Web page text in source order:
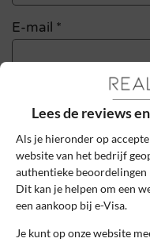
E-mail *
Review Titel *
Sterrenbeoordeling *
Lees de reviews
Als je hieronder op
website van het bedrijf
authentieke beoordelingen
Dit kan je helpen om een
een aankoop bij e-Visa.
Je kunt op onze website